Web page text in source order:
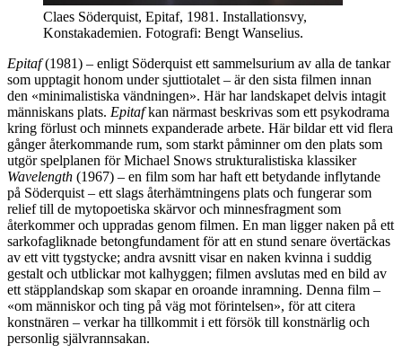
Claes Söderquist, Epitaf, 1981. Installationsvy,
Konstakademien. Fotografi: Bengt Wanselius.
Epitaf(1981) – enligt Söderquist ett sammelsurium av alla de tankar
som upptagit honom under sjuttiotalet – är den sista filmen innan
den «minimalistiska vändningen». Här har landskapet delvis intagit
människans plats. Epitafkan närmast beskrivas som ett psykodrama
kring förlust och minnets expanderade arbete. Här bildar ett vid flera
gånger återkommande rum, som starkt påminner om den plats som
utgör spelplanen för Michael Snows strukturalistiska klassiker
Wavelength (1967) – en film som har haft ett betydande inflytande
på Söderquist – ett slags återhämtningens plats och fungerar som
relief till de mytopoetiska skärvor och minnesfragment som
återkommer och uppradas genom filmen. En man ligger naken på ett
sarkofagliknade betongfundament för att en stund senare övertäckas
av ett vitt tygstycke; andra avsnitt visar en naken kvinna i suddig
gestalt och utblickar mot kalhyggen; filmen avslutas med en bild av
ett stäpplandskap som skapar en oroande inramning. Denna film –
«om människor och ting på väg mot förintelsen», för att citera
konstnären – verkar ha tillkommit i ett försök till konstnärlig och
personlig självrannsakan.